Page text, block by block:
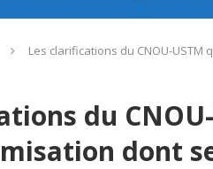
Les clarifications du CNOU-
du
dont